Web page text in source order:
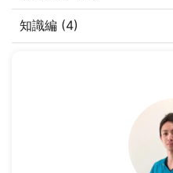
知識編 (4)